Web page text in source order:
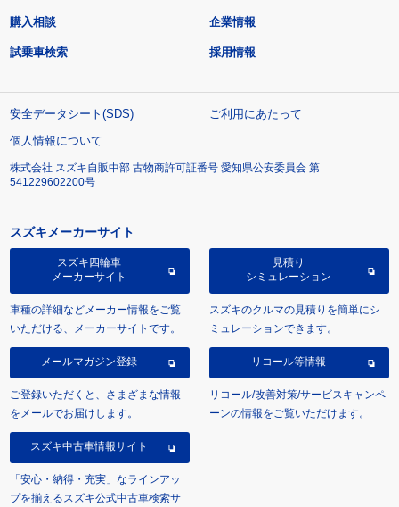
購入相談
試乗車検索
企業情報
採用情報
安全データシート(SDS)
ご利用にあたって
個人情報について
株式会社 スズキ自販中部 古物商許可証番号 愛知県公安委員会 第
541229602200号
スズキメーカーサイト
スズキ四輪車
メーカーサイト
車種の詳細などメーカー情報をご覧
いただける、メーカーサイトです。
見積り
シミュレーション
スズキのクルマの見積りを簡単にシ
ミュレーションできます。
メールマガジン登録
ご登録いただくと、さまざまな情報
をメールでお届けします。
リコール等情報
リコール/改善対策/サービスキャンペ
ーンの情報をご覧いただけます。
スズキ中古車情報サイト
「安心・納得・充実」なラインアッ
プを揃えるスズキ公式中古車検索サ